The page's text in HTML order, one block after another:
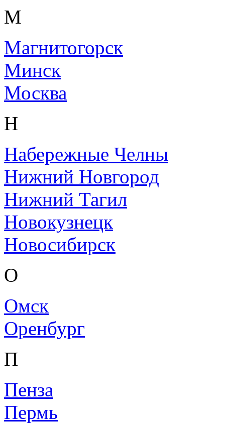
М
Магнитогорск
Минск
Москва
Н
Набережные Челны
Нижний Новгород
Нижний Тагил
Новокузнецк
Новосибирск
О
Омск
Оренбург
П
Пенза
Пермь